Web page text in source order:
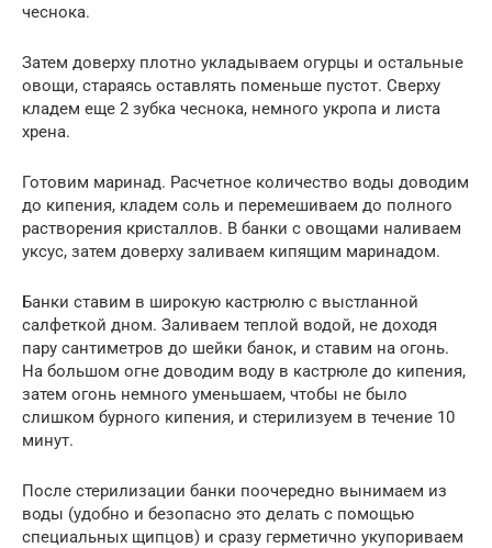
чеснока.
Затем доверху плотно укладываем огурцы и остальные
овощи, стараясь оставлять поменьше пустот. Сверху
кладем еще 2 зубка чеснока, немного укропа и листа
хрена.
Готовим маринад. Расчетное количество воды доводим
до кипения, кладем соль и перемешиваем до полного
растворения кристаллов. В банки с овощами наливаем
уксус, затем доверху заливаем кипящим маринадом.
Банки ставим в широкую кастрюлю с выстланной
салфеткой дном. Заливаем теплой водой, не доходя
пару сантиметров до шейки банок, и ставим на огонь.
На большом огне доводим воду в кастрюле до кипения,
затем огонь немного уменьшаем, чтобы не было
слишком бурного кипения, и стерилизуем в течение 10
минут.
После стерилизации банки поочередно вынимаем из
воды (удобно и безопасно это делать с помощью
специальных щипцов) и сразу герметично укупориваем